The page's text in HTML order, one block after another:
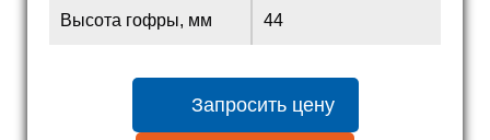
Высота гофры, мм 44
Запросить цену